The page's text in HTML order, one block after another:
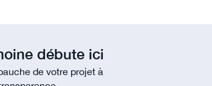
débute ici
de votre projet à